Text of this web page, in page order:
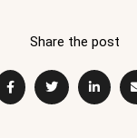
Share the post